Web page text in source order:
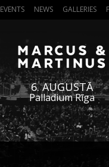
EVENTS NEWS GALLERIES
6. AUGUSTĀ
Palladium Rīga